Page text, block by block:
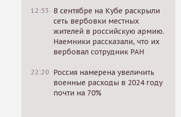
12:53
В сентябре на Кубе раскрыли
сеть вербовки местных
жителей в российскую армию.
Наемники рассказали, что их
вербовал сотрудник РАН
22:20 Россия намерена увеличить
военные расходы в 2024 году
почти на 70%